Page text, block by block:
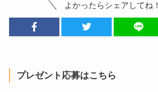
よかったらシェアしてね！
プレゼント応募はこちら